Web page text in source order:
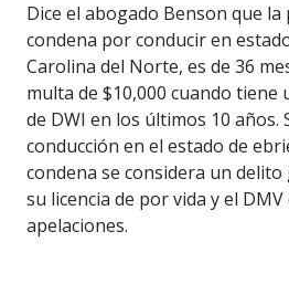
Dice el abogado Benson que
condena por conducir en
Carolina del Norte, es de 36
multa de $10,000 cuando tiene
de DWI en los últimos 10 años.
conducción en el estado de
condena se considera un
su licencia de por vida y el
apelaciones.